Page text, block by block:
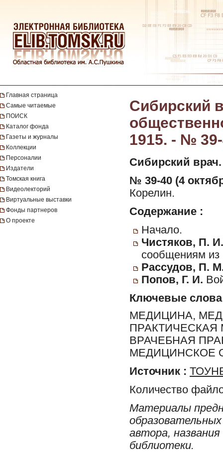
Главная страница
Самые читаемые
ПОИСК
Каталог фонда
Газеты и журналы
Коллекции
Персоналии
Издатели
Томская книга
Видеолекторий
Виртуальные выставки
Фонды партнеров
О проекте
Сибирский
1915. - №
Сибирский врач.
№ 39-40 (4
Корелин.
Содержание :
Начало.
Чистяков, П. И.
сообщениям из
Рассудов, П.
Попов, Г. И.
Ключевые слова
МЕДИЦИНА,
ПРАКТИЧЕСКАЯ
ВРАЧЕБНАЯ
МЕДИЦИНСКОЕ
Источник :
Количество
Материалы
автора,
библиотеки.